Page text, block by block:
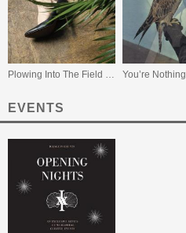
Plowing Into The Field of Love You’re Nothing
EVENTS